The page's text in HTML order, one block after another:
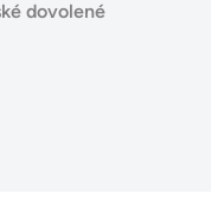
dovolené